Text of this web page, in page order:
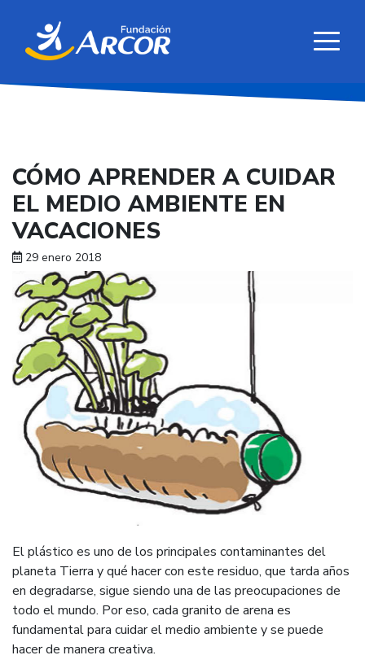
CÓMO APRENDER A CUIDAR
EL MEDIO AMBIENTE EN
VACACIONES
29 enero 2018
El plástico es uno de los principales contaminantes del
planeta Tierra y qué hacer con este residuo, que tarda años
en degradarse, sigue siendo una de las preocupaciones de
todo el mundo. Por eso, cada granito de arena es
fundamental para cuidar el medio ambiente y se puede
hacer de manera creativa.